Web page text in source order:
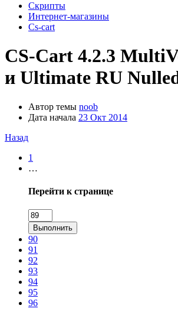
Скрипты
Интернет-магазины
Cs-cart
CS-Cart 4.2.3
и Ultimate RU
Автор темы noob
Дата начала 23 Окт 2014
Назад
1
…
Перейти к странице
Выполнить
90
91
92
93
94
95
96